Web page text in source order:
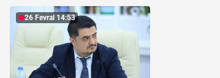
26 Fevral 14:53